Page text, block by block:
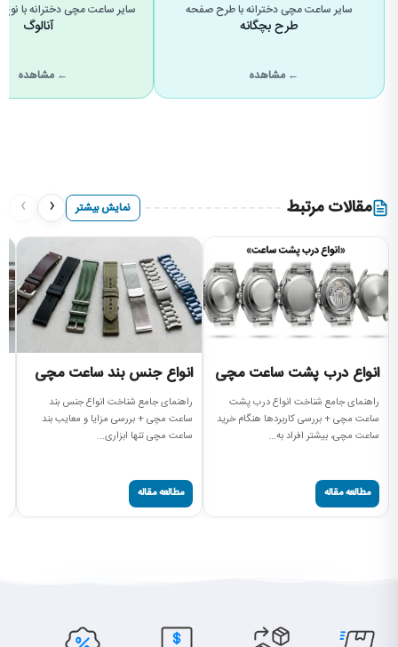
سایر ساعت مچی دخترانه با طرح صفحه
طرح بچگانه
← مشاهده
سایر ساعت مچی دخترانه با
آنالوگ
← مشاهده
مقالات مرتبط نمایش بیشتر ‹
›
انواع درب پشت ساعت مچی
راهنمای جامع شناخت انواع درب پشت
ساعت مچی + بررسی کاربردها هنگام خرید
ساعت مچی، بیشتر افراد به...
مطالعه مقاله
انواع جنس بند ساعت مچی
راهنمای جامع شناخت انواع جنس بند
ساعت مچی + بررسی مزایا و معایب بند
ساعت مچی تنها ابزاری...
مطالعه مقاله